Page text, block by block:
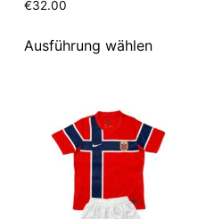
€32.00
Ausführung wählen